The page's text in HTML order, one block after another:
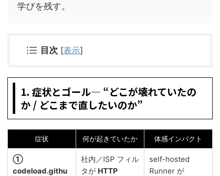
学びを残す。
目次 [表示]
1. 症状とゴール— “どこが壊れていたの
か / どこまで直したいのか”
症状 何が起きていたか 体感インパクト
①
codeload.githu
社内／ISP フィル
タが HTTP
self-hosted
Runner が